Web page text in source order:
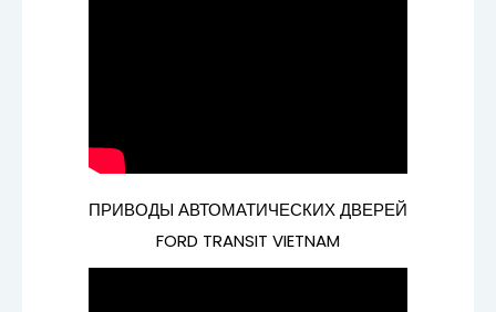
ПРИВОДЫ АВТОМАТИЧЕСКИХ ДВЕРЕЙ
FORD TRANSIT VIETNAM